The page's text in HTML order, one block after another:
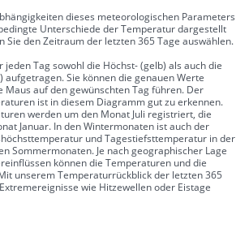
dieses meteorologischen Parameters
Unterschiede der Temperatur dargestellt
Sie den Zeitraum der letzten 365 Tage auswählen.
jeden Tag sowohl die Höchst- (gelb) als auch die
Sie können die genauen Werte
Maus auf den gewünschten Tag führen. Der
ist in diesem Diagramm gut zu erkennen.
werden um den Monat Juli registriert, die
Januar. In den Wintermonaten ist auch der
und Tagestiefsttemperatur in der
Sommermonaten. Je nach geographischer Lage
können die Temperaturen und die
unserem Temperaturrückblick der letzten 365
wie Hitzewellen oder Eistage